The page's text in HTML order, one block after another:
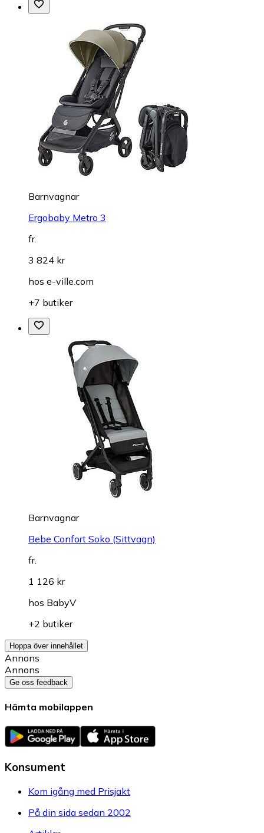
Barnvagnar
Ergobaby Metro 3
fr.
3 824 kr
hos e-ville.com
+7 butiker
Barnvagnar
Bebe Confort Soko (Sittvagn)
fr.
1 126 kr
hos BabyV
+2 butiker
Hoppa över innehållet
Annons
Annons
Ge oss feedback
Hämta mobilappen
Konsument
Kom igång med Prisjakt
På din sida sedan 2002